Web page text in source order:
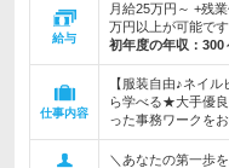
給与
月給25万円～ +残
万円以上が可能で
初年度の年収： 300
仕事内容
【服装自由♪ネイ
ら学べる★大手優
った事務ワークをお
＼あなたの第一歩